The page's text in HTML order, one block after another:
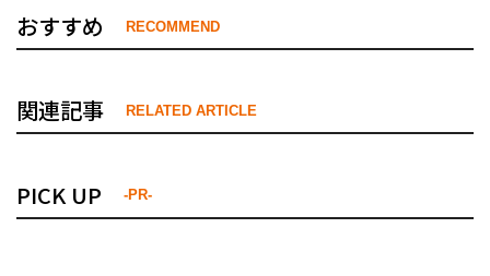
おすすめ RECOMMEND
関連記事 RELATED ARTICLE
PICK UP -PR-